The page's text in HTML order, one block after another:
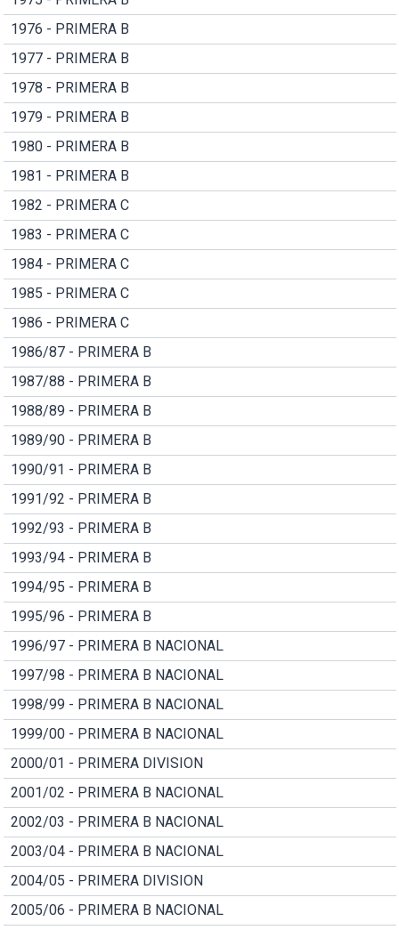
1976 - PRIMERA B
1977 - PRIMERA B
1978 - PRIMERA B
1979 - PRIMERA B
1980 - PRIMERA B
1981 - PRIMERA B
1982 - PRIMERA C
1983 - PRIMERA C
1984 - PRIMERA C
1985 - PRIMERA C
1986 - PRIMERA C
1986/87 - PRIMERA B
1987/88 - PRIMERA B
1988/89 - PRIMERA B
1989/90 - PRIMERA B
1990/91 - PRIMERA B
1991/92 - PRIMERA B
1992/93 - PRIMERA B
1993/94 - PRIMERA B
1994/95 - PRIMERA B
1995/96 - PRIMERA B
1996/97 - PRIMERA B NACIONAL
1997/98 - PRIMERA B NACIONAL
1998/99 - PRIMERA B NACIONAL
1999/00 - PRIMERA B NACIONAL
2000/01 - PRIMERA DIVISION
2001/02 - PRIMERA B NACIONAL
2002/03 - PRIMERA B NACIONAL
2003/04 - PRIMERA B NACIONAL
2004/05 - PRIMERA DIVISION
2005/06 - PRIMERA B NACIONAL